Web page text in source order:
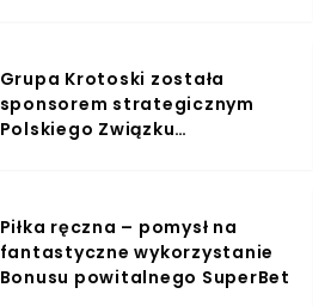
Grupa Krotoski została
sponsorem strategicznym
Polskiego Związku
Piłka ręczna – pomysł na
fantastyczne wykorzystanie
Bonusu powitalnego SuperBet